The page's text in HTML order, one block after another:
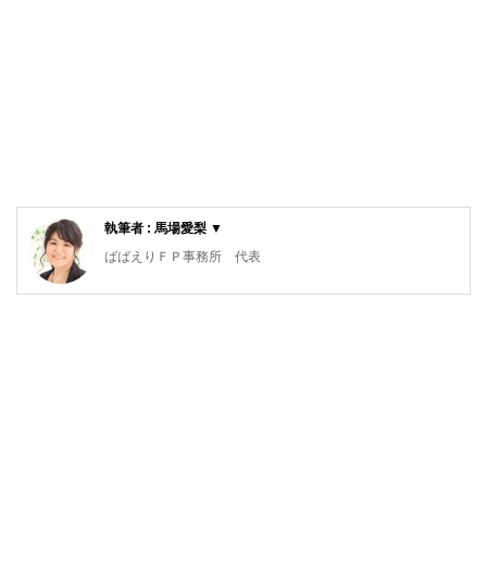
執筆者 : 馬場愛梨 ▼
ばばえりＦＰ事務所 代表
自身が過去に「貧困女子」状態でつらい思いをしたことか